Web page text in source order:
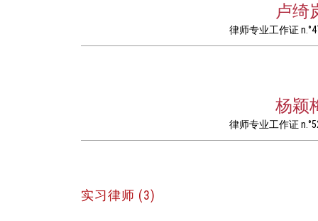
卢绮
律师专业工作证
杨颖
律师专业工作证
实习律师 (3)